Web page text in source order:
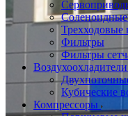
Трехходовые
Фильтры
Фильтры
Кубические
Компрессоры